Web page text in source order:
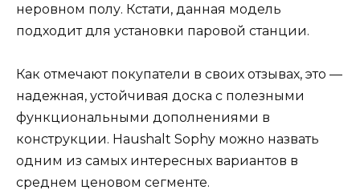
неровном полу. Кстати, данная модель
подходит для установки паровой станции.
Как отмечают покупатели в своих отзывах, это —
надежная, устойчивая доска с полезными
функциональными дополнениями в
конструкции. Haushalt Sophy можно назвать
одним из самых интересных вариантов в
среднем ценовом сегменте.